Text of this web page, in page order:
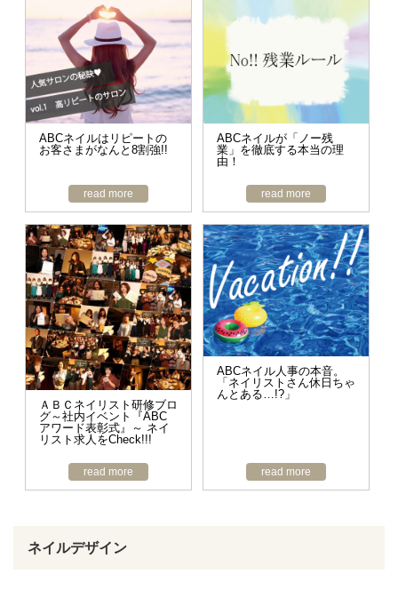
ABCネイルはリピートの
お客さまがなんと8割強!!
read more
ABCネイルが「ノー残
業」を徹底する本当の理
由！
read more
ＡＢＣネイリスト研修ブロ
グ～社内イベント『ABC
アワード表彰式』～ ネイ
リスト求人をCheck!!!
read more
ABCネイル人事の本音。
「ネイリストさん休日ちゃ
んとある…!?」
read more
ネイルデザイン